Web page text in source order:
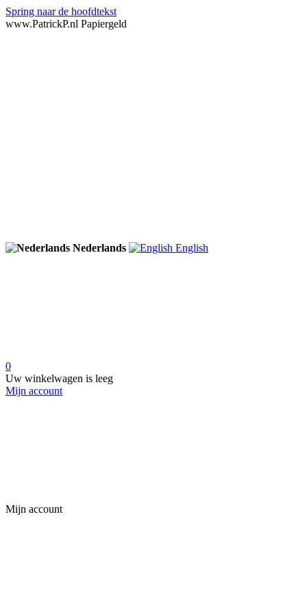
Spring naar de hoofdtekst
www.PatrickP.nl Papiergeld
Nederlands English
0
Uw winkelwagen is leeg
Mijn account
Mijn account